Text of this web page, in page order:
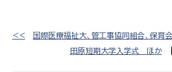
<< 国際医療福祉大、管工事協同組合、保育会
田原短期大学入学式 ほか